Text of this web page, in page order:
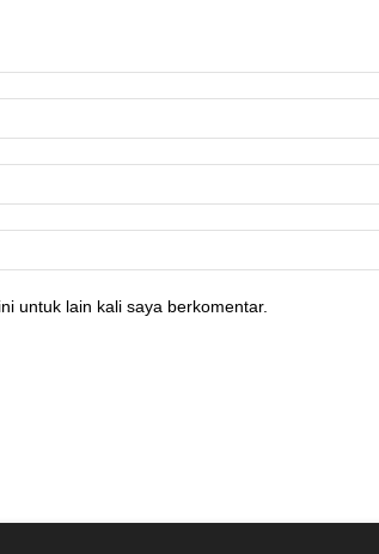
untuk lain kali saya berkomentar.